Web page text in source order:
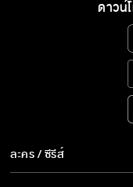
ดาวน์
ละคร / ซีรีส์
ละคร/ซีรีส์